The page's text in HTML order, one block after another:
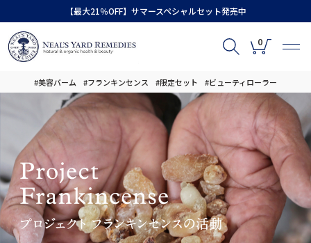
【最大21％OFF】サマースペシャルセット発売中
0
#美容バーム #フランキンセンス #限定セット #ビューティローラー